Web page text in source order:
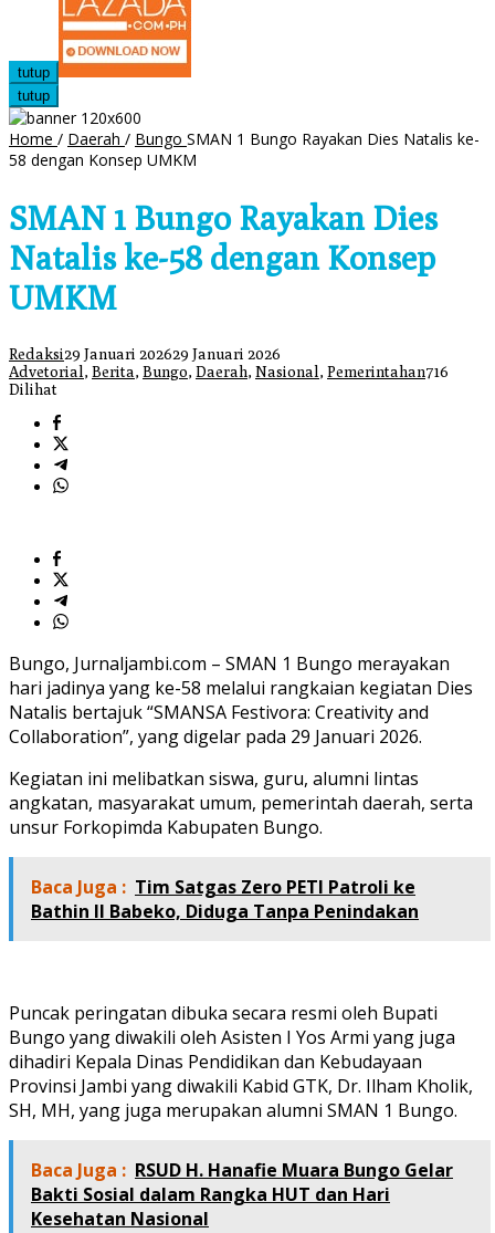
tutup
tutup
Home / Daerah / Bungo SMAN 1 Bungo Rayakan Dies Natalis ke-
58 dengan Konsep UMKM
SMAN 1 Bungo Rayakan Dies
Natalis ke-58 dengan Konsep
UMKM
Redaksi29 Januari 202629 Januari 2026
Advetorial , Berita, Bungo, Daerah, Nasional , Pemerintahan716
Dilihat
Bungo, Jurnaljambi.com – SMAN 1 Bungo merayakan
hari jadinya yang ke-58 melalui rangkaian kegiatan Dies
Natalis bertajuk “SMANSA Festivora: Creativity and
Collaboration”, yang digelar pada 29 Januari 2026.
Kegiatan ini melibatkan siswa, guru, alumni lintas
angkatan, masyarakat umum, pemerintah daerah, serta
unsur Forkopimda Kabupaten Bungo.
Baca Juga : Tim Satgas Zero PETI Patroli ke
Bathin II Babeko, Diduga Tanpa Penindakan
Puncak peringatan dibuka secara resmi oleh Bupati
Bungo yang diwakili oleh Asisten I Yos Armi yang juga
dihadiri Kepala Dinas Pendidikan dan Kebudayaan
Provinsi Jambi yang diwakili Kabid GTK, Dr. Ilham Kholik,
SH, MH, yang juga merupakan alumni SMAN 1 Bungo.
Baca Juga : RSUD H. Hanafie Muara Bungo Gelar
Bakti Sosial dalam Rangka HUT dan Hari
Kesehatan Nasional